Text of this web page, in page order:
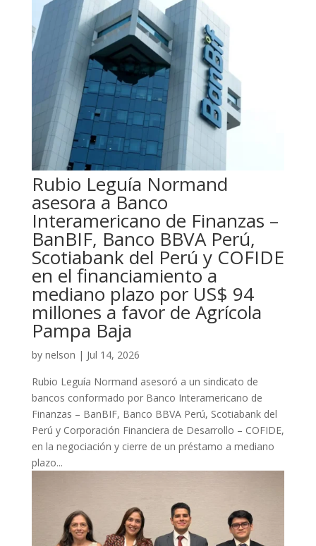
Rubio Leguía Normand
asesora a Banco
Interamericano de Finanzas –
BanBIF, Banco BBVA Perú,
Scotiabank del Perú y COFIDE
en el financiamiento a
mediano plazo por US$ 94
millones a favor de Agrícola
Pampa Baja
by nelson | Jul 14, 2026
Rubio Leguía Normand asesoró a un sindicato de
bancos conformado por Banco Interamericano de
Finanzas – BanBIF, Banco BBVA Perú, Scotiabank del
Perú y Corporación Financiera de Desarrollo – COFIDE,
en la negociación y cierre de un préstamo a mediano
plazo...